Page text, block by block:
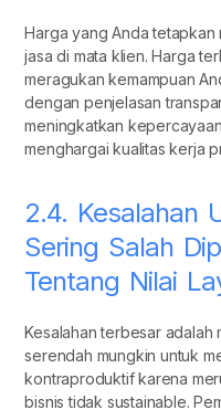
Harga yang Anda tetapkan
jasa di mata klien. Harga
meragukan kemampuan
dengan penjelasan
meningkatkan
menghargai kualitas kerja
2.4. Kesalahan
Sering Salah
Tentang Nilai
Kesalahan terbesar adalah
serendah mungkin untuk
kontraproduktif karena
bisnis tidak sustainable.